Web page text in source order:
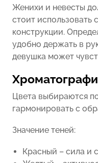
Женихи и невесты
стоит использовать
конструкции.
удобно держать в
девушка может
Цвета выбираются
гармонировать с
Значение теней:
Красный – сила и